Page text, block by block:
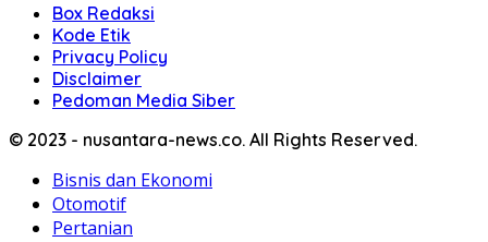
Box Redaksi
Kode Etik
Privacy Policy
Disclaimer
Pedoman Media Siber
© 2023 - nusantara-news.co. All Rights Reserved.
Bisnis dan Ekonomi
Otomotif
Pertanian